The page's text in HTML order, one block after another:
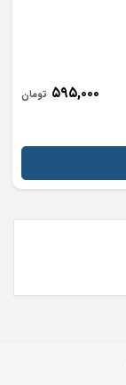
۵۹۵,۰۰۰ تومان